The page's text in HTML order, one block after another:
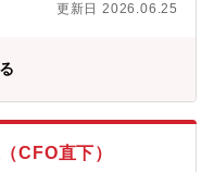
引き継ぎと体制強化のた
えています。【組織構
す。・ゼネラルマネージャ
/男性)・リーダー(40代前
)※全員が中途入社であ
い職場環境です。【ポジ
ージャーを目指せるキャ
更新日 2026.06.25
CFO直下）